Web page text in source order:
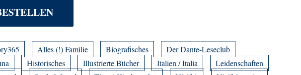
Alles (!) Familie Biografisches
Der Dante-Leseclub
Historisches Illustrierte Bücher Italien / Italia
Leidenschaften